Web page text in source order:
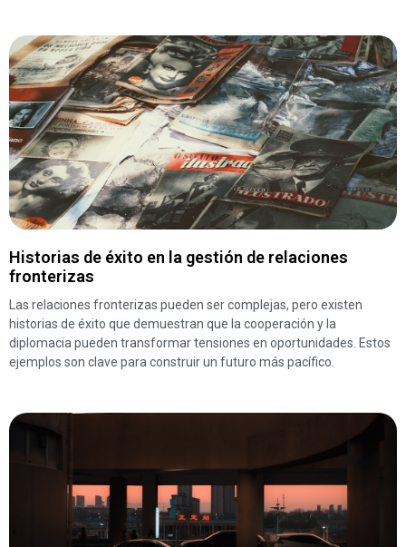
Historias de éxito en la gestión de relaciones
fronterizas
Las relaciones fronterizas pueden ser complejas, pero existen
historias de éxito que demuestran que la cooperación y la
diplomacia pueden transformar tensiones en oportunidades. Estos
ejemplos son clave para construir un futuro más pacífico.